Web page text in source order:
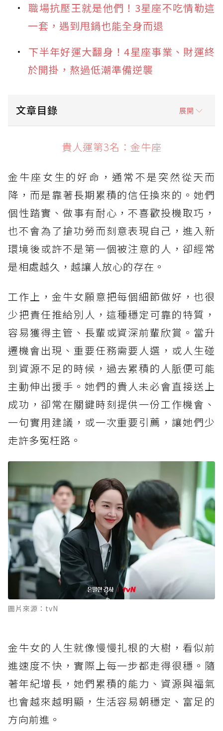
職場抗壓王就是他們！3星座不吃情勒這
一套，遇到甩鍋也能全身而退
下半年好運大翻身！4星座事業、財運終
於開掛，熬過低潮準備逆襲
文章目錄 展開
貴人運第3名：金牛座
貴人運第1名：天秤座
貴人運第3名：金牛座
金牛座女生的好命，通常不是突然從天而
降，而是靠著長期累積的信任換來的。她們
個性踏實、做事有耐心，不喜歡投機取巧，
也不會為了搶功勞而刻意表現自己，進入新
環境後或許不是第一個被注意的人，卻經常
是相處越久，越讓人放心的存在。
工作上，金牛女願意把每個細節做好，也很
少把責任推給別人，這種穩定可靠的特質，
容易獲得主管、長輩或資深前輩欣賞。當升
遷機會出現、重要任務需要人選，或人生碰
到資源不足的時候，過去累積的人脈便可能
主動伸出援手。她們的貴人未必會直接送上
成功，卻常在關鍵時刻提供一份工作機會、
一句實用建議，或一次重要引薦，讓她們少
走許多冤枉路。
圖片來源：tvN
金牛女的人生就像慢慢扎根的大樹，看似前
進速度不快，實際上每一步都走得很穩。隨
著年紀增長，她們累積的能力、資源與福氣
也會越來越明顯，生活容易朝穩定、富足的
方向前進。